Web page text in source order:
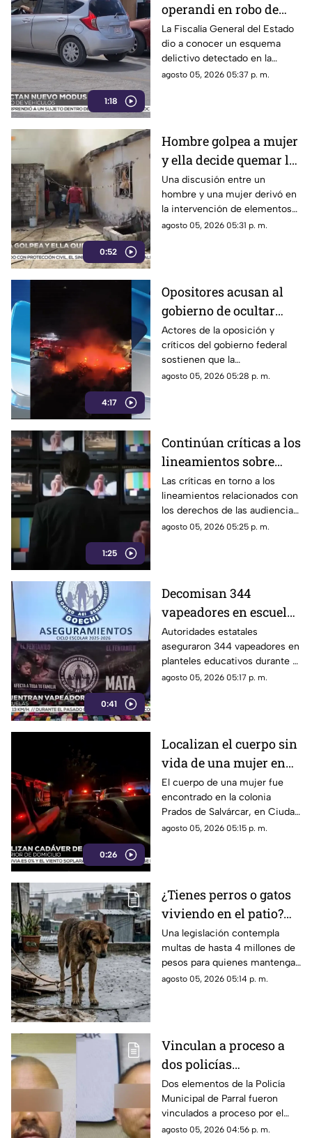
1:18
operandi en robo de
vehículos en
Chihuahua | VIDEO
La Fiscalía General del Estado
dio a conocer un esquema
delictivo detectado en la
ciudad de Chihuahua.
agosto 05, 2026 05:37 p. m.
0:52
Hombre golpea a mujer
y ella decide quemar la
casa; ocurrió en Ciudad
Juárez | VIDEO
Una discusión entre un
hombre y una mujer derivó en
la intervención de elementos
de la Policía Municipal en la
agosto 05, 2026 05:31 p. m.
4:17
Opositores acusan al
gobierno de ocultar
información y difundir
versiones oficiales
cuestionadas
Actores de la oposición y
críticos del gobierno federal
sostienen que la
administración ha recurrido a
agosto 05, 2026 05:28 p. m.
1:25
Continúan críticas a los
lineamientos sobre
audiencias; opositores
los califican como un
mecanismo de censura
Las críticas en torno a los
lineamientos relacionados con
los derechos de las audiencias
continúan.
agosto 05, 2026 05:25 p. m.
0:41
Decomisan 344
vapeadores en escuelas
de Chihuahua el
pasado ciclo escolar |
VIDEO
Autoridades estatales
aseguraron 344 vapeadores en
planteles educativos durante el
ciclo escolar 2025-2026.
agosto 05, 2026 05:17 p. m.
0:26
Localizan el cuerpo sin
vida de una mujer en
Ciudad Juárez | VIDEO
El cuerpo de una mujer fue
encontrado en la colonia
Prados de Salvárcar, en Ciudad
Juárez.
agosto 05, 2026 05:15 p. m.
¿Tienes perros o gatos
viviendo en el patio?
Podrías recibir una
multa de hasta 4
millones de pesos
Una legislación contempla
multas de hasta 4 millones de
pesos para quienes mantengan
de forma permanente a perros
agosto 05, 2026 05:14 p. m.
Vinculan a proceso a
dos policías
municipales por
homicidio
imprudencial en Parral
Dos elementos de la Policía
Municipal de Parral fueron
vinculados a proceso por el
presunto delito de homicidio
agosto 05, 2026 04:56 p. m.